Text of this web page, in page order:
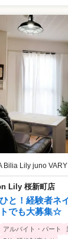
Bilia Lily juno VARY
Lily 桜新町店
と！経験者ネ
でも大募集☆
アルバイト・パート